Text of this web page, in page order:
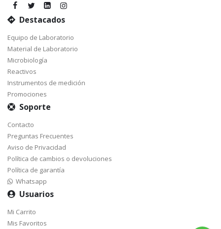
Destacados
Equipo de Laboratorio
Material de Laboratorio
Microbiología
Reactivos
Instrumentos de medición
Promociones
Soporte
Contacto
Preguntas Frecuentes
Aviso de Privacidad
Política de cambios o devoluciones
Política de garantía
Whatsapp
Usuarios
Mi Carrito
Mis Favoritos